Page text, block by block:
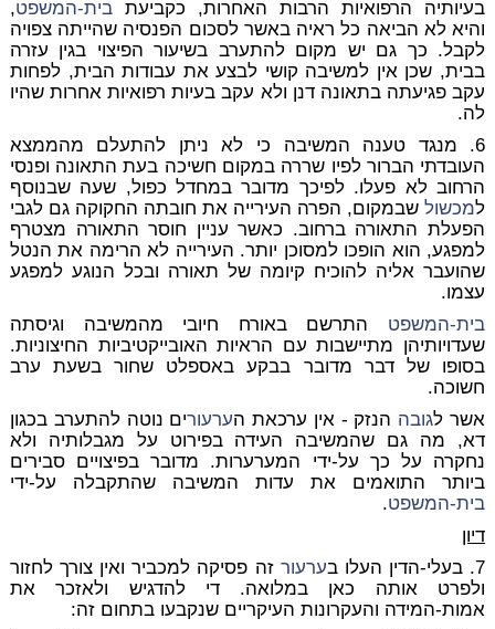
בעיותיה הרפואיות הרבות האחרות, כקביעתבית-המשפט,
והיא לא הביאה כל ראיה באשר לסכום הפנסיה שהייתה צפויה
לקבל. כך גם יש מקום להתערב בשיעור הפיצוי בגין עזרה
בבית, שכן אין למשיבה קושי לבצע את עבודות הבית, לפחות
עקב פגיעתה בתאונה דנן ולא עקב בעיות רפואיות אחרות שהיו
לה.
6. מנגד טענה המשיבה כי לא ניתן להתעלם מהממצא
העובדתי הברור לפיו שררה במקום חשיכה בעת התאונה ופנסי
הרחוב לא פעלו. לפיכך מדובר במחדל כפול, שעה שבנוסף
למכשולשבמקום, הפרה העירייה את חובתה החקוקה גם לגבי
הפעלת התאורה ברחוב. כאשר עניין חוסר התאורה מצטרף
למפגע, הוא הופכו למסוכן יותר. העירייה לא הרימה את הנטל
שהועבר אליה להוכיח קיומה של תאורה ובכל הנוגע למפגע
עצמו.
בית-המשפט התרשם באורח חיובי מהמשיבה וגיסתה
שעדויותיהן מתיישבות עם הראיות האובייקטיביות החיצוניות.
בסופו של דבר מדובר בבקע באספלט שחור בשעת ערב
חשוכה.
אשר לגובה הנזק - אין ערכאת הערעורים נוטה להתערב בכגון
דא, מה גם שהמשיבה העידה בפירוט על מגבלותיה ולא
נחקרה על כך על-ידי המערערות. מדובר בפיצויים סבירים
ביותר התואמים את עדות המשיבה שהתקבלה על-ידי
בית-המשפט.
דיון
7. בעלי-הדין העלו ב
ערעור זה פסיקה למכביר ואין צורך לחזור
ולפרט אותה כאן במלואה. די להדגיש ולאזכר את
אמות-המידה והעקרונות העיקריים שנקבעו בתחום זה: